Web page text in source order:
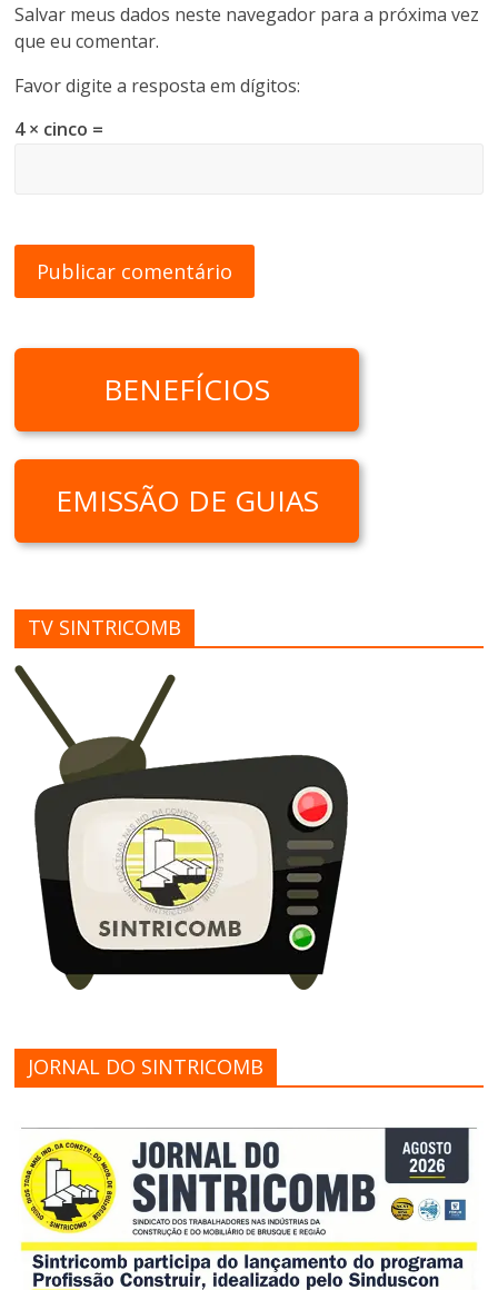
Salvar meus dados neste navegador para a próxima vez
que eu comentar.
Favor digite a resposta em dígitos:
4 × cinco =
BENEFÍCIOS
EMISSÃO DE GUIAS
TV SINTRICOMB
JORNAL DO SINTRICOMB